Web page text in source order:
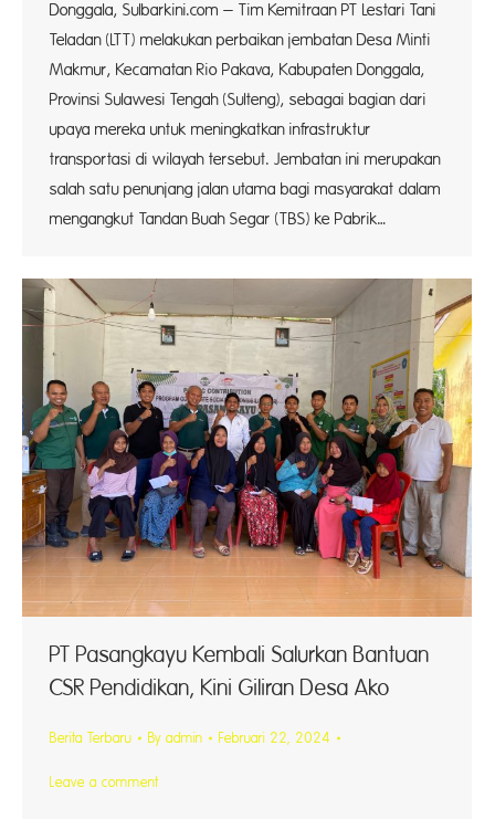
Donggala, Sulbarkini.com – Tim Kemitraan PT Lestari Tani
Teladan (LTT) melakukan perbaikan jembatan Desa Minti
Makmur, Kecamatan Rio Pakava, Kabupaten Donggala,
Provinsi Sulawesi Tengah (Sulteng), sebagai bagian dari
upaya mereka untuk meningkatkan infrastruktur
transportasi di wilayah tersebut. Jembatan ini merupakan
salah satu penunjang jalan utama bagi masyarakat dalam
mengangkut Tandan Buah Segar (TBS) ke Pabrik…
PT Pasangkayu Kembali Salurkan Bantuan
CSR Pendidikan, Kini Giliran Desa Ako
Berita Terbaru By admin Februari 22, 2024
Leave a comment